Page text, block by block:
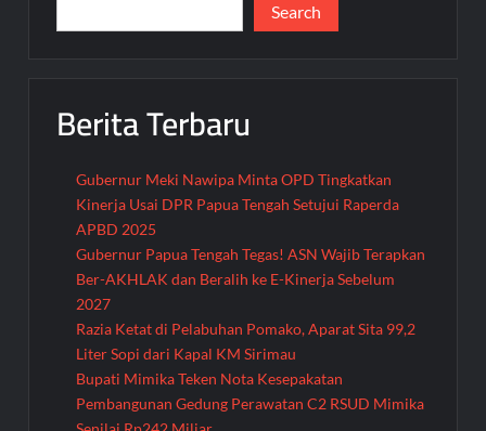
Search
Berita Terbaru
Gubernur Meki Nawipa Minta OPD Tingkatkan
Kinerja Usai DPR Papua Tengah Setujui Raperda
APBD 2025
Gubernur Papua Tengah Tegas! ASN Wajib Terapkan
Ber-AKHLAK dan Beralih ke E-Kinerja Sebelum
2027
Razia Ketat di Pelabuhan Pomako, Aparat Sita 99,2
Liter Sopi dari Kapal KM Sirimau
Bupati Mimika Teken Nota Kesepakatan
Pembangunan Gedung Perawatan C2 RSUD Mimika